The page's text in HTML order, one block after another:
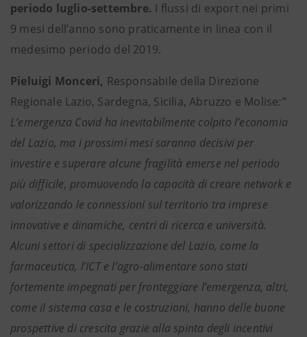
periodo luglio-settembre. I flussi di export nei primi
9 mesi dell’anno sono praticamente in linea con il
medesimo periodo del 2019.
Pieluigi Monceri, Responsabile della Direzione
Regionale Lazio, Sardegna, Sicilia, Abruzzo e Molise:”
L’emergenza Covid ha inevitabilmente colpito l’economia
del Lazio, ma i prossimi mesi saranno decisivi per
investire e superare alcune fragilità emerse nel periodo
più difficile, promuovendo la capacità di creare network e
valorizzando le connessioni sul territorio tra imprese
innovative e dinamiche, centri di ricerca e università.
Alcuni settori di specializzazione del Lazio, come la
farmaceutica, l’ICT e l’agro-alimentare sono stati
fortemente impegnati per fronteggiare l’emergenza, altri,
come il sistema casa e le costruzioni, hanno delle buone
prospettive di crescita grazie alla spinta degli incentivi